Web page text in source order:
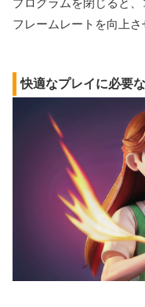
プログラムを閉じると、
フレームレートを向上さ
快適なプレイに必要